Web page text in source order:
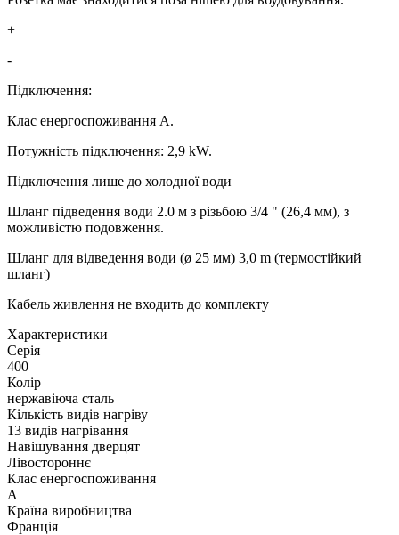
+
-
Підключення:
Клас енергоспоживання A.
Потужність підключення: 2,9 kW.
Підключення лише до холодної води
Шланг підведення води 2.0 м з різьбою 3/4 " (26,4 мм), з
можливістю подовження.
Шланг для відведення води (ø 25 мм) 3,0 m (термостійкий
шланг)
Кабель живлення не входить до комплекту
Xарактеристики
Серія
400
Колір
нержавіюча сталь
Кількість видів нагріву
13 видів нагрівання
Навішування дверцят
Лівостороннє
Клас енергоспоживання
A
Країна виробництва
Франція